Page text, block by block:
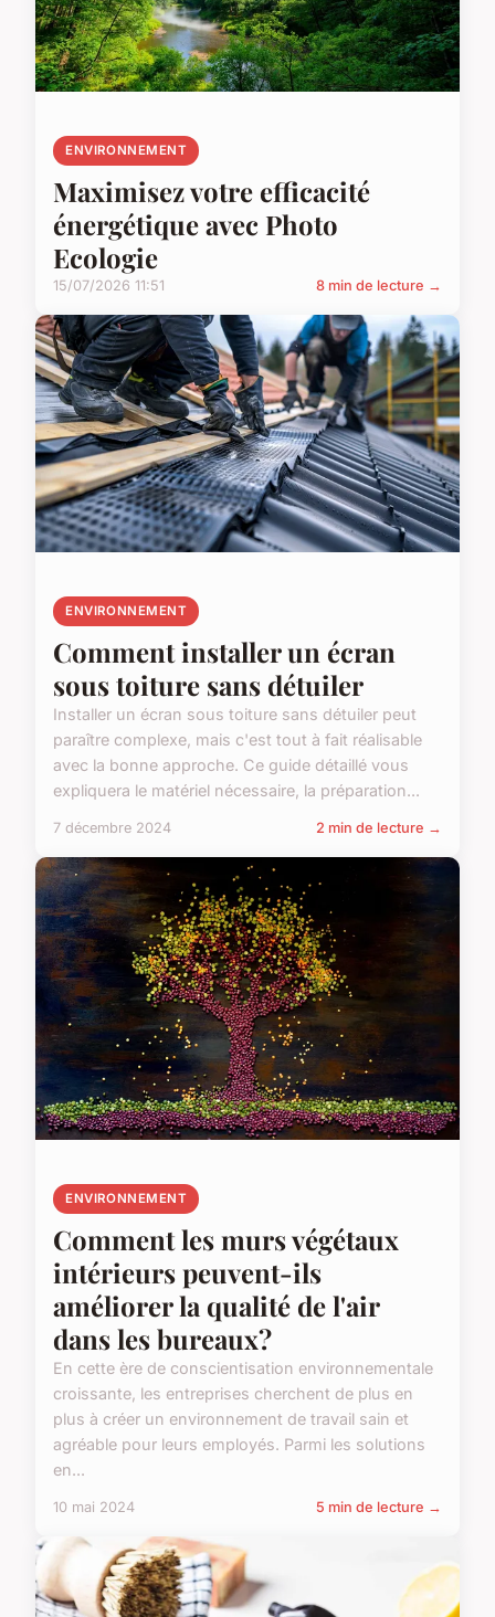
ENVIRONNEMENT
Maximisez votre efficacité
énergétique avec Photo
Ecologie
15/07/2026 11:51 8 min de lecture →
ENVIRONNEMENT
Comment installer un écran
sous toiture sans détuiler
Installer un écran sous toiture sans détuiler peut
paraître complexe, mais c'est tout à fait réalisable
avec la bonne approche. Ce guide détaillé vous
expliquera le matériel nécessaire, la préparation...
7 décembre 2024 2 min de lecture →
ENVIRONNEMENT
Comment les murs végétaux
intérieurs peuvent-ils
améliorer la qualité de l'air
dans les bureaux?
En cette ère de conscientisation environnementale
croissante, les entreprises cherchent de plus en
plus à créer un environnement de travail sain et
agréable pour leurs employés. Parmi les solutions
en...
10 mai 2024 5 min de lecture →